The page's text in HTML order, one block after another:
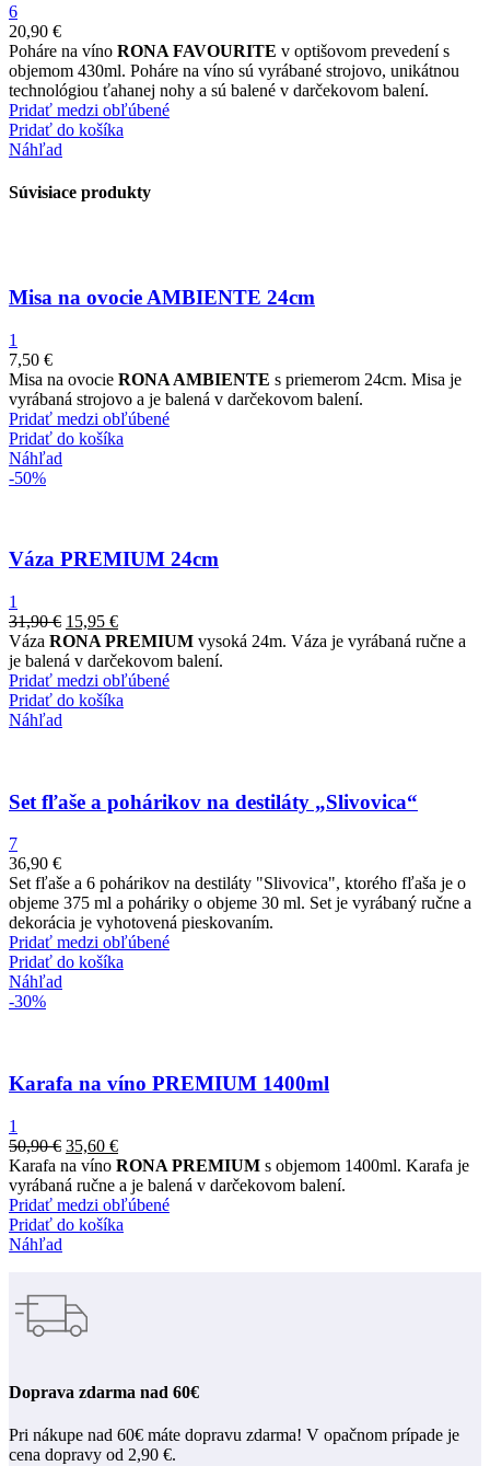
6
20,90 €
Poháre na víno RONA FAVOURITE v optišovom prevedení s
objemom 430ml. Poháre na víno sú vyrábané strojovo, unikátnou
technológiou ťahanej nohy a sú balené v darčekovom balení.
Pridať medzi obľúbené
Pridať do košíka
Náhľad
Súvisiace produkty
Misa na ovocie AMBIENTE 24cm
1
7,50 €
Misa na ovocie RONA AMBIENTE s priemerom 24cm. Misa je
vyrábaná strojovo a je balená v darčekovom balení.
Pridať medzi obľúbené
Pridať do košíka
Náhľad
-50%
Váza PREMIUM 24cm
1
31,90€ 15,95 €
Váza RONA PREMIUM vysoká 24m. Váza je vyrábaná ručne a
je balená v darčekovom balení.
Pridať medzi obľúbené
Pridať do košíka
Náhľad
Set fľaše a pohárikov na destiláty „Slivovica“
7
36,90 €
Set fľaše a 6 pohárikov na destiláty "Slivovica", ktorého fľaša je o
objeme 375 ml a poháriky o objeme 30 ml. Set je vyrábaný ručne a
dekorácia je vyhotovená pieskovaním.
Pridať medzi obľúbené
Pridať do košíka
Náhľad
-30%
Karafa na víno PREMIUM 1400ml
1
50,90€ 35,60 €
Karafa na víno RONA PREMIUM s objemom 1400ml. Karafa je
vyrábaná ručne a je balená v darčekovom balení.
Pridať medzi obľúbené
Pridať do košíka
Náhľad
Doprava zdarma nad 60€
Pri nákupe nad 60€ máte dopravu zdarma! V opačnom prípade je
cena dopravy od 2,90 €.